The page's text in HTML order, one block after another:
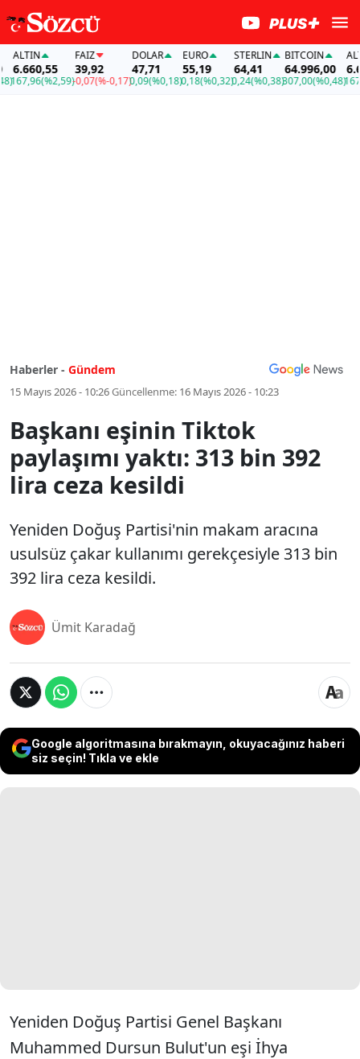
(%2,59)
39,92
-0,07(%-0,17)
DOLAR
47,71
0,09(%0,18)
EURO
55,19
0,18(%0,32)
STERLIN
64,41
0,24(%0,38)
BITCOIN
64.996,00
307,00(%0,48)
ALTIN
167,96
Haberler - Gündem
15 Mayıs 2026 - 10:26Güncellenme: 16 Mayıs 2026 - 10:23
Başkanı eşinin Tiktok
paylaşımı yaktı: 313 bin 392
lira ceza kesildi
Yeniden Doğuş Partisi'nin makam aracına
usulsüz çakar kullanımı gerekçesiyle 313 bin
392 lira ceza kesildi.
Ümit Karadağ
Google algoritmasına bırakmayın, okuyacağınız haberi
siz seçin! Tıkla ve ekle
Yeniden Doğuş Partisi Genel Başkanı
Muhammed Dursun Bulut'un eşi İhya